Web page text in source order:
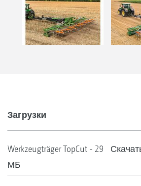
Загрузки
Werkzeugträger TopCut - 29
МБ